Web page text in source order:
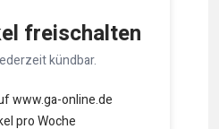
freischalten
kündbar.
www.ga-online.de
pro Woche